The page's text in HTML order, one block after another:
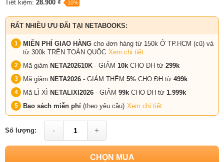
Tiết kiệm: 28.900 ₫ -10%
RẤT NHIỀU ƯU ĐÃI TẠI NETABOOKS:
MIỄN PHÍ GIAO HÀNG cho đơn hàng từ 150k Ở TP.HCM (cũ) và
từ 300k TRÊN TOÀN QUỐC Xem chi tiết
Mã giảm NETA202610K - GIẢM 10k CHO ĐH từ 299k
Mã giảm NETA2026 - GIẢM THÊM 5% CHO ĐH từ 499k
Mã LÌ XÌ NETALIXI2026 - GIẢM 99k CHO ĐH từ 1.999k
Bao sách miễn phí (theo yêu cầu) Xem chi tiết
Số lượng: - +
CHỌN MUA